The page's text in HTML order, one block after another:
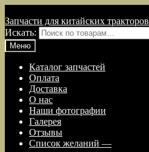
Запчасти для китайских тракторов
Искать:
Меню
Каталог запчастей
Оплата
Доставка
О нас
Наши фотографии
Галерея
Отзывы
Список желаний —